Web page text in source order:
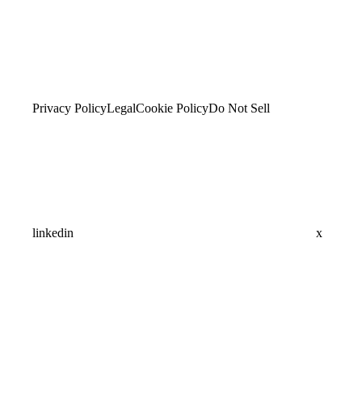
Privacy PolicyLegalCookie PolicyDo Not Sell
linkedin x